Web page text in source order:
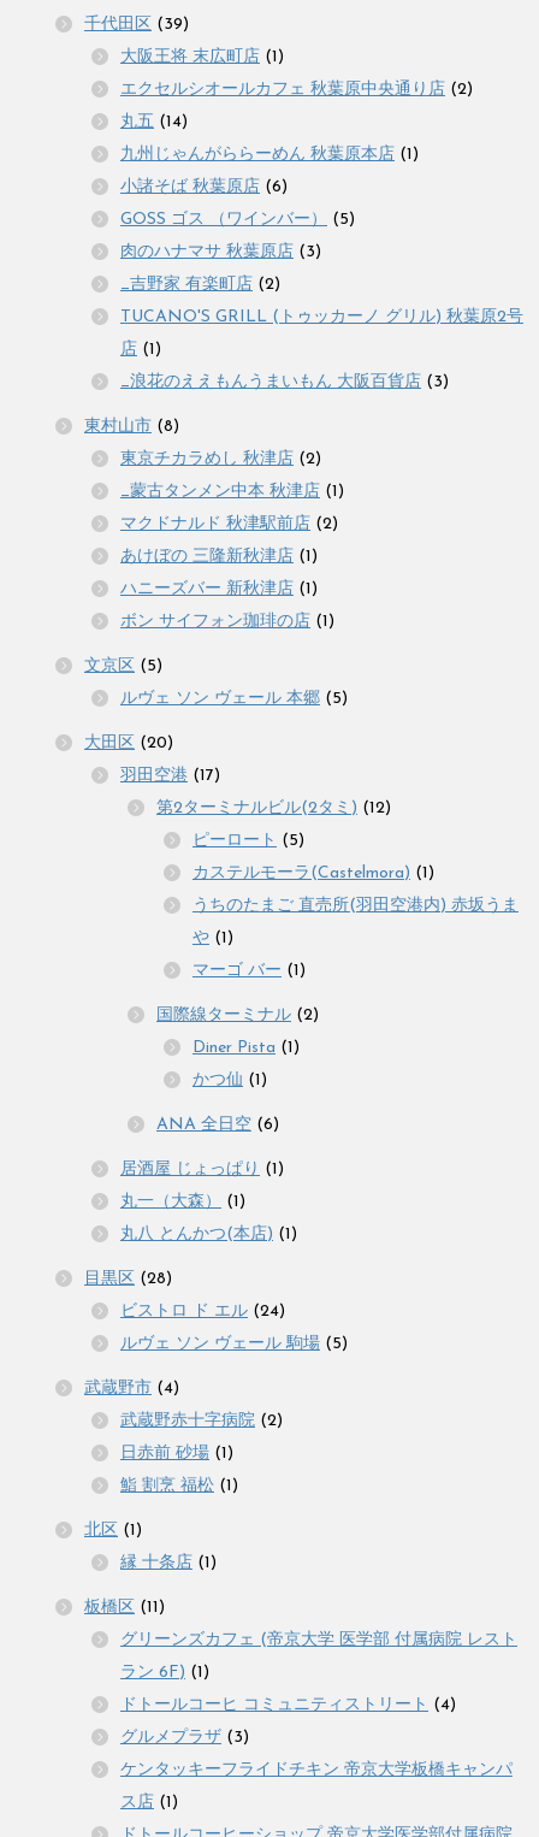
千代田区 (39)
大阪王将 末広町店 (1)
エクセルシオールカフェ 秋葉原中央通り店 (2)
丸五 (14)
九州じゃんがららーめん 秋葉原本店 (1)
小諸そば 秋葉原店 (6)
GOSS ゴス （ワインバー）
(5)
肉のハナマサ 秋葉原店 (3)
_吉野家 有楽町店 (2)
TUCANO'S GRILL (トゥッカーノ グリル) 秋葉原2号
店 (1)
_浪花のええもんうまいもん 大阪百貨店 (3)
東村山市 (8)
東京チカラめし 秋津店 (2)
_蒙古タンメン中本 秋津店 (1)
マクドナルド 秋津駅前店 (2)
あけぼの 三隆新秋津店 (1)
ハニーズバー 新秋津店 (1)
ボン サイフォン珈琲の店 (1)
文京区 (5)
ルヴェ ソン ヴェール 本郷 (5)
大田区 (20)
羽田空港 (17)
第2ターミナルビル(2タミ) (12)
ピーロート (5)
カステルモーラ(Castelmora) (1)
うちのたまご 直売所(羽田空港内) 赤坂うま
や (1)
マーゴ バー (1)
国際線ターミナル (2)
Diner Pista (1)
かつ仙 (1)
ANA 全日空 (6)
居酒屋 じょっぱり (1)
丸一（大森）
(1)
丸八 とんかつ(本店) (1)
目黒区 (28)
ビストロ ド エル (24)
ルヴェ ソン ヴェール 駒場 (5)
武蔵野市 (4)
武蔵野赤十字病院 (2)
日赤前 砂場 (1)
鮨 割烹 福松 (1)
北区 (1)
縁 十条店 (1)
板橋区 (11)
グリーンズカフェ (帝京大学 医学部 付属病院 レスト
ラン 6F) (1)
ドトールコーヒ コミュニティストリート (4)
グルメプラザ (3)
ケンタッキーフライドチキン 帝京大学板橋キャンパ
ス店 (1)